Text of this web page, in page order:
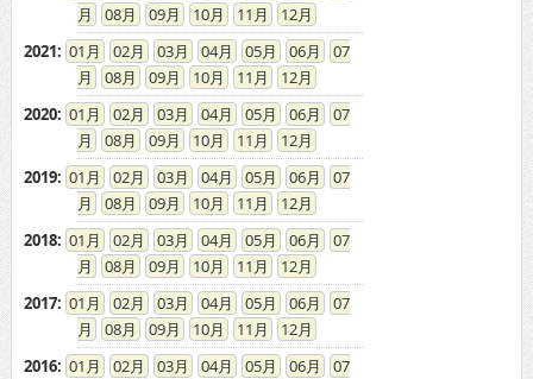
08
09 10 11
12
2021: 01 02 03 04 05 06
07
08
09 10 11
12
2020: 01 02 03 04 05 06
07
08
09 10 11
12
2019: 01 02 03 04 05 06
07
08
09 10 11
12
2018: 01 02 03 04 05 06
07
08
09 10 11
12
2017: 01 02 03 04 05 06
07
08
09 10 11
12
2016: 01 02 03 04 05 06
07